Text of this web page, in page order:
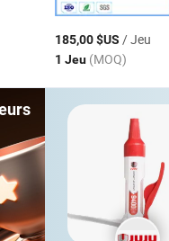
185,00 $US / Jeu
1 Jeu (MOQ)